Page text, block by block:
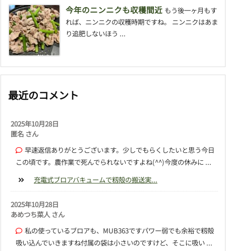
今年のニンニクも収穫間近 もう後一ヶ月もす
れば、ニンニクの収穫時期ですね。 ニンニクはあま
り追肥しないほう ...
最近のコメント
2025年10月28日
匿名 さん
早速返信ありがとうございます。少しでもらくしたいと思う今日
この頃です。農作業で死んでられないですよね(^^)今度の休みに ...
充電式ブロアバキュームで籾殻の搬送実...
2025年10月28日
あめつち菜人 さん
私の使っているブロアも、MUB363ですパワー弱でも余裕で籾殻
吸い込んでいきますね付属の袋は小さいのですけど、そこに吸い ...